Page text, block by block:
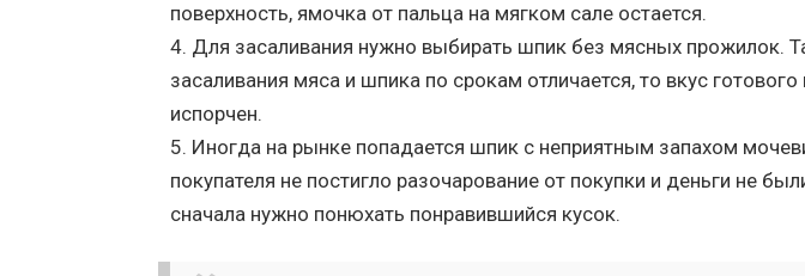
поверхность, ямочка от пальца на мягком сале остается.
Для засаливания нужно выбирать шпик без мясных прожилок.
засаливания мяса и шпика по срокам отличается, то вкус
испорчен.
Иногда на рынке попадается шпик с неприятным запахом
покупателя не постигло разочарование от покупки и деньги не
сначала нужно понюхать понравившийся кусок.